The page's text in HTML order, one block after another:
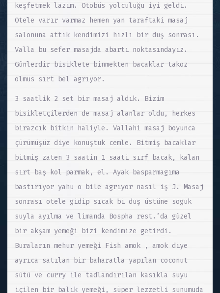
keşfetmek lazım. Otobüs yolculuğu iyi geldi.
Otele varır varmaz hemen yan taraftaki masaj
salonuna attık kendimizi hızlı bir duş sonrası.
Valla bu sefer masajda abartı noktasındayız.
Günlerdir bisiklete binmekten bacaklar takoz
olmus sırt bel agrıyor.
3 saatlik 2 set bir masaj aldık. Bizim
bisikletçilerden de masaj alanlar oldu, herkes
birazcık bitkin haliyle. Vallahi masaj boyunca
çürümüşüz diye konuştuk cemle. Bitmiş bacaklar
bitmiş zaten 3 saatin 1 saati sırf bacak, kalan
sırt baş kol parmak, el. Ayak basparmagıma
bastırıyor yahu o bile agrıyor nasıl iş J. Masaj
sonrası otele gidip sıcak bi duş üstüne soguk
suyla ayılma ve limanda Bospha rest.’da güzel
bir akşam yemeği bizi kendimize getirdi.
Buraların mehur yemeği Fish amok , amok diye
ayrıca satılan bir baharatla yapılan coconut
sütü ve curry ile tadlandırılan kasıkla suyu
içilen bir balık yemeği, süper lezzetli sunumuda